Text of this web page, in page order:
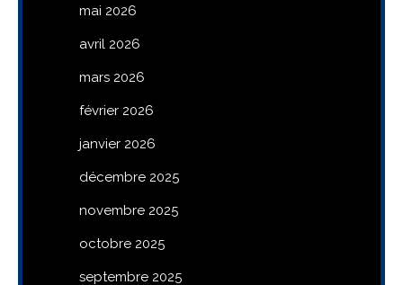
mai 2026
avril 2026
mars 2026
février 2026
janvier 2026
décembre 2025
novembre 2025
octobre 2025
septembre 2025